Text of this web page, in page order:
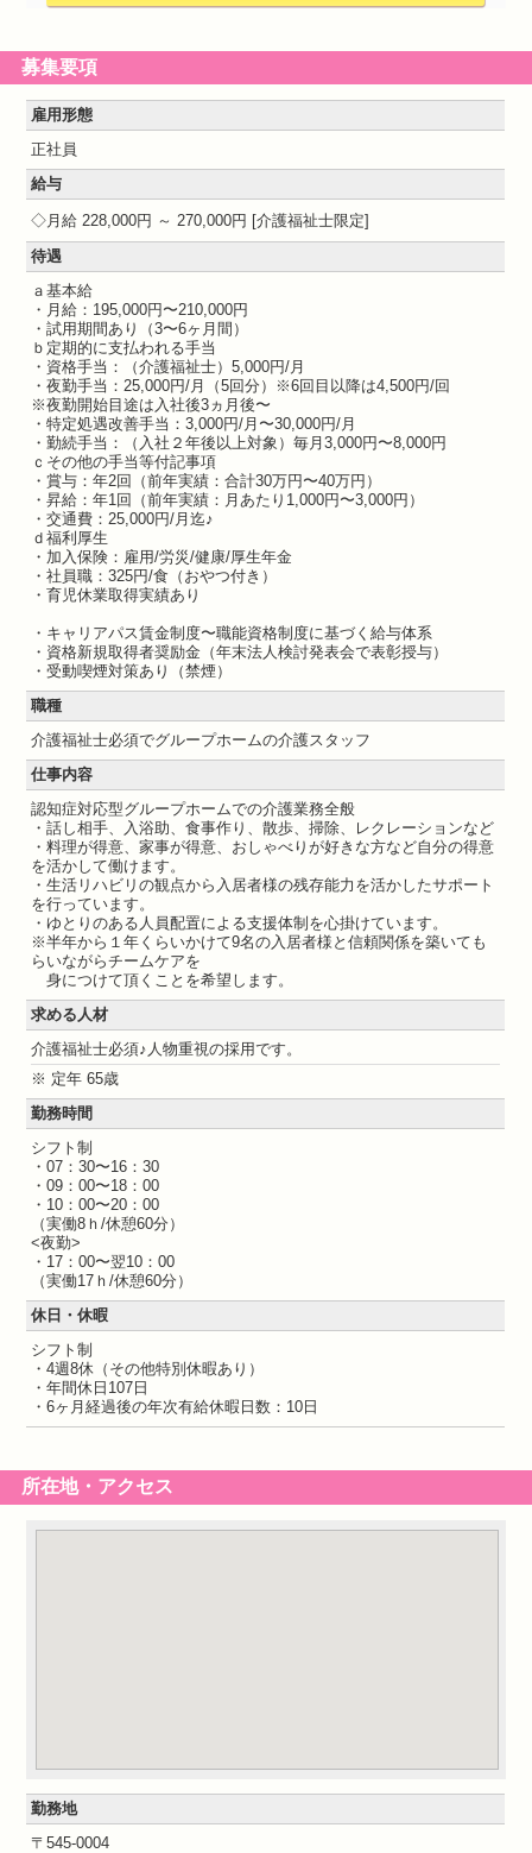
募集要項
雇用形態
正社員
給与
月給 228,000円 ～ 270,000円
介護福祉士限定
待遇
ａ基本給
・月給：195,000円〜210,000円
・試用期間あり（3〜6ヶ月間）
ｂ定期的に支払われる手当
・資格手当：（介護福祉士）5,000円/月
・夜勤手当：25,000円/月（5回分）※6回目以降は4,500円/回
※夜勤開始目途は入社後3ヵ月後〜
・特定処遇改善手当：3,000円/月〜30,000円/月
・勤続手当：（入社２年後以上対象）毎月3,000円〜8,000円
ｃその他の手当等付記事項
・賞与：年2回（前年実績：合計30万円〜40万円）
・昇給：年1回（前年実績：月あたり1,000円〜3,000円）
・交通費：25,000円/月迄♪
ｄ福利厚生
・加入保険：雇用/労災/健康/厚生年金
・社員職：325円/食（おやつ付き）
・育児休業取得実績あり
・キャリアパス賃金制度〜職能資格制度に基づく給与体系
・資格新規取得者奨励金（年末法人検討発表会で表彰授与）
・受動喫煙対策あり（禁煙）
職種
介護福祉士必須でグループホームの介護スタッフ
仕事内容
認知症対応型グループホームでの介護業務全般
・話し相手、入浴助、食事作り、散歩、掃除、レクレーションなど
・料理が得意、家事が得意、おしゃべりが好きな方など自分の得意
を活かして働けます。
・生活リハビリの観点から入居者様の残存能力を活かしたサポート
を行っています。
・ゆとりのある人員配置による支援体制を心掛けています。
※半年から１年くらいかけて9名の入居者様と信頼関係を築いても
らいながらチームケアを
身につけて頂くことを希望します。
求める人材
介護福祉士必須♪人物重視の採用です。
※ 定年 65歳
勤務時間
シフト制
・07：30〜16：30
・09：00〜18：00
・10：00〜20：00
（実働8ｈ/休憩60分）
<夜勤>
・17：00〜翌10：00
（実働17ｈ/休憩60分）
休日・休暇
シフト制
・4週8休（その他特別休暇あり）
・年間休日107日
・6ヶ月経過後の年次有給休暇日数：10日
所在地・アクセス
勤務地
〒545-0004